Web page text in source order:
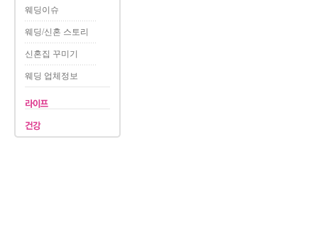
웨딩이슈
웨딩/신혼 스토리
신혼집 꾸미기
웨딩 업체정보